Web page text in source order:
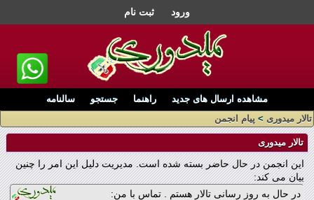
ورود ثبت نام
مشاهده ارسال های جدید راهنما جستجو
سالنامه
تالار میدوری > پیام انجمن
تالار میدوری
این انجمن در حال حاضر بسته شده است. مدیریت دلیل این امر را چنین
بیان می کند:
در حال به روز رسانی تالار هستم . تماس با من: